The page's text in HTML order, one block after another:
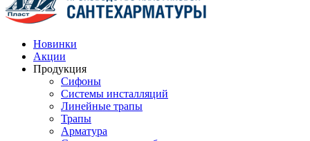
Новинки
Акции
Продукция
Сифоны
Системы инсталляций
Линейные трапы
Трапы
Арматура